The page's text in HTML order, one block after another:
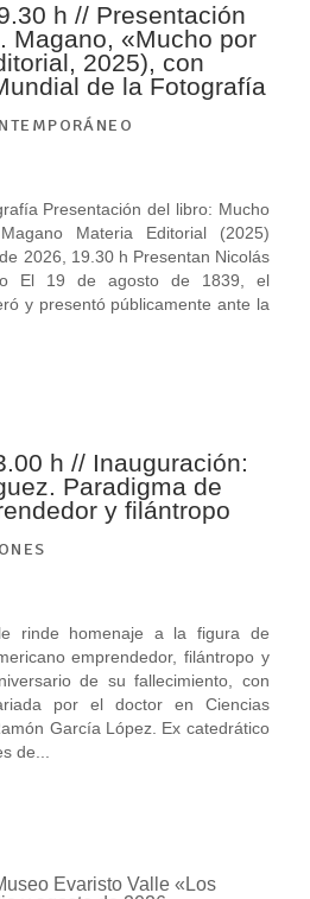
h // Presentación
Magano, «Mucho por
2025), con
de la Fotografía
Presentación del libro: Mucho
Materia Editorial (2025)
2026, 19.30 h Presentan Nicolás
El 19 de agosto de 1839, el
y presentó públicamente ante la
h // Inauguración:
Paradigma de
y filántropo
rinde homenaje a la figura de
emprendedor, filántropo y
de su fallecimiento, con
por el doctor en Ciencias
García López. Ex catedrático
de...